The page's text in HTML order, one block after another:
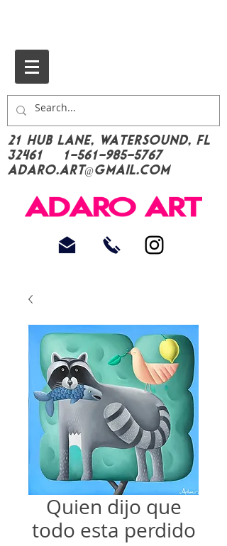
21 Hub Lane, Watersound, FL
32461
1-561-985-5767
Adaro.Art@gmail.com
Quien dijo que
todo esta perdido